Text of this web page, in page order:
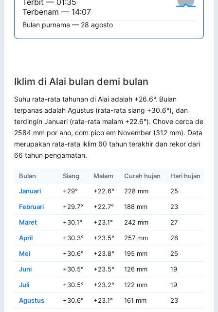
Terbit — 01:35
Terbenam — 14:07
Bulan purnama — 28 agosto
Iklim di Alai bulan demi bulan
Suhu rata-rata tahunan di Alai adalah +26.6°. Bulan
terpanas adalah Agustus (rata-rata siang +30.6°), dan
terdingin Januari (rata-rata malam +22.6°). Chove cerca de
2584 mm por ano, com pico em November (312 mm). Data
merupakan rata-rata iklim 60 tahun terakhir dan rekor dari
66 tahun pengamatan.
Bulan Siang Malam Curah hujan Hari hujan
Januari
+29° +22.6° 228 mm 25
Februari
+29.7° +22.7° 188 mm 23
Maret
+30.1° +23.1° 242 mm 27
April
+30.3° +23.5° 257 mm 28
Mei
+30.6° +23.8° 195 mm 25
Juni
+30.5° +23.5° 126 mm 19
Juli
+30.5° +23.2° 122 mm 19
Agustus
+30.6° +23.1° 161 mm 23